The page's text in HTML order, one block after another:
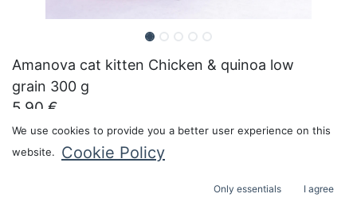
Amanova cat kitten Chicken & quinoa low
grain 300 g
5.90 €
We use cookies to provide you a better user experience on this
website.
Cookie Policy
Only essentials I agree